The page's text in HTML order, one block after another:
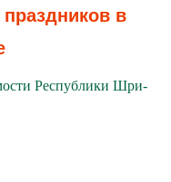
в
Республики Шри-